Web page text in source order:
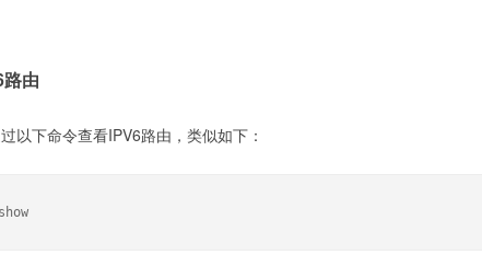
由
以下命令查看IPV6路由，类似如下：